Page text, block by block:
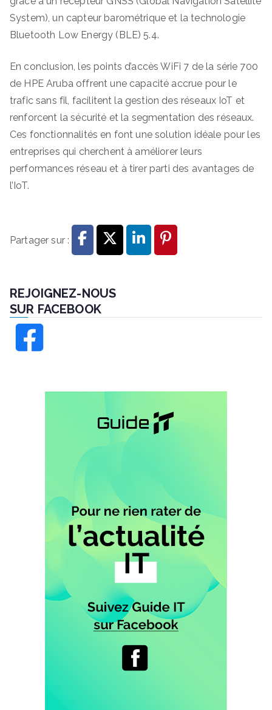
System), un capteur barométrique et la technologie
Bluetooth Low Energy (BLE) 5.4.
En conclusion, les points d’accès WiFi 7 de la série 700
de HPE Aruba offrent une capacité accrue pour le
trafic sans fil, facilitent la gestion des réseaux IoT et
renforcent la sécurité et la segmentation des réseaux.
Ces fonctionnalités en font une solution idéale pour les
entreprises qui cherchent à améliorer leurs
performances réseau et à tirer parti des avantages de
l’IoT.
Partager sur :
REJOIGNEZ-NOUS
SUR FACEBOOK